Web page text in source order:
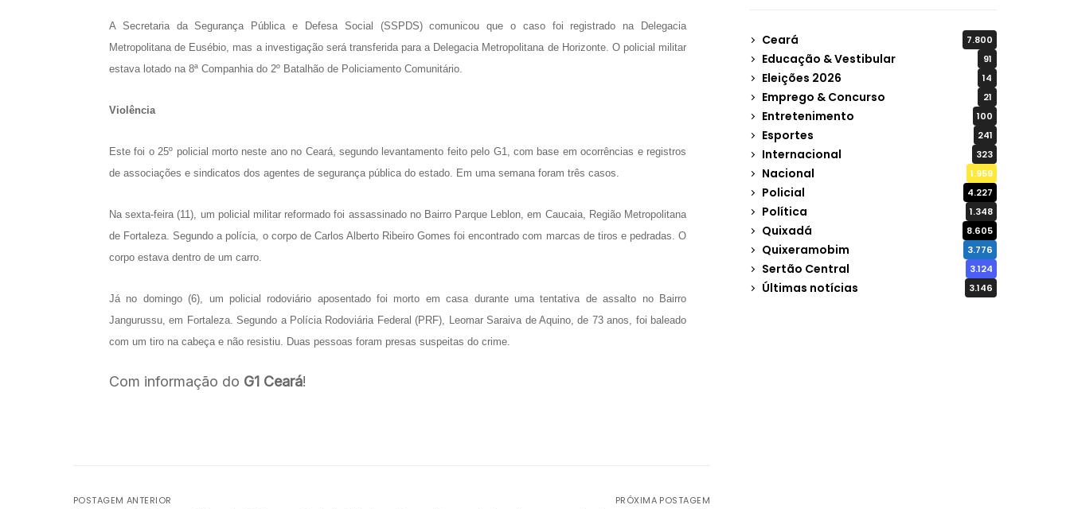
A Secretaria da Segurança Pública e Defesa Social (SSPDS) comunicou que o caso foi registrado na Delegacia
Metropolitana de Eusébio, mas a investigação será transferida para a Delegacia Metropolitana de Horizonte. O policial militar
estava lotado na 8ª Companhia do 2º Batalhão de Policiamento Comunitário.
Violência
Este foi o 25º policial morto neste ano no Ceará, segundo levantamento feito pelo G1, com base em ocorrências e registros
de associações e sindicatos dos agentes de segurança pública do estado. Em uma semana foram três casos.
Na sexta-feira (11), um policial militar reformado foi assassinado no Bairro Parque Leblon, em Caucaia, Região Metropolitana
de Fortaleza. Segundo a polícia, o corpo de Carlos Alberto Ribeiro Gomes foi encontrado com marcas de tiros e pedradas. O
corpo estava dentro de um carro.
Já no domingo (6), um policial rodoviário aposentado foi morto em casa durante uma tentativa de assalto no Bairro
Jangurussu, em Fortaleza. Segundo a Polícia Rodoviária Federal (PRF), Leomar Saraiva de Aquino, de 73 anos, foi baleado
com um tiro na cabeça e não resistiu. Duas pessoas foram presas suspeitas do crime.
Com informação do G1 Ceará!
POSTAGEM ANTERIOR PRÓXIMA POSTAGEM
Ceará 7.800
Educação & Vestibular 91
Eleições 2026 14
Emprego & Concurso 21
Entretenimento 100
Esportes 241
Internacional 323
Nacional 1.959
Policial 4.227
Política 1.348
Quixadá 8.605
Quixeramobim 3.776
Sertão Central 3.124
Últimas notícias 3.146